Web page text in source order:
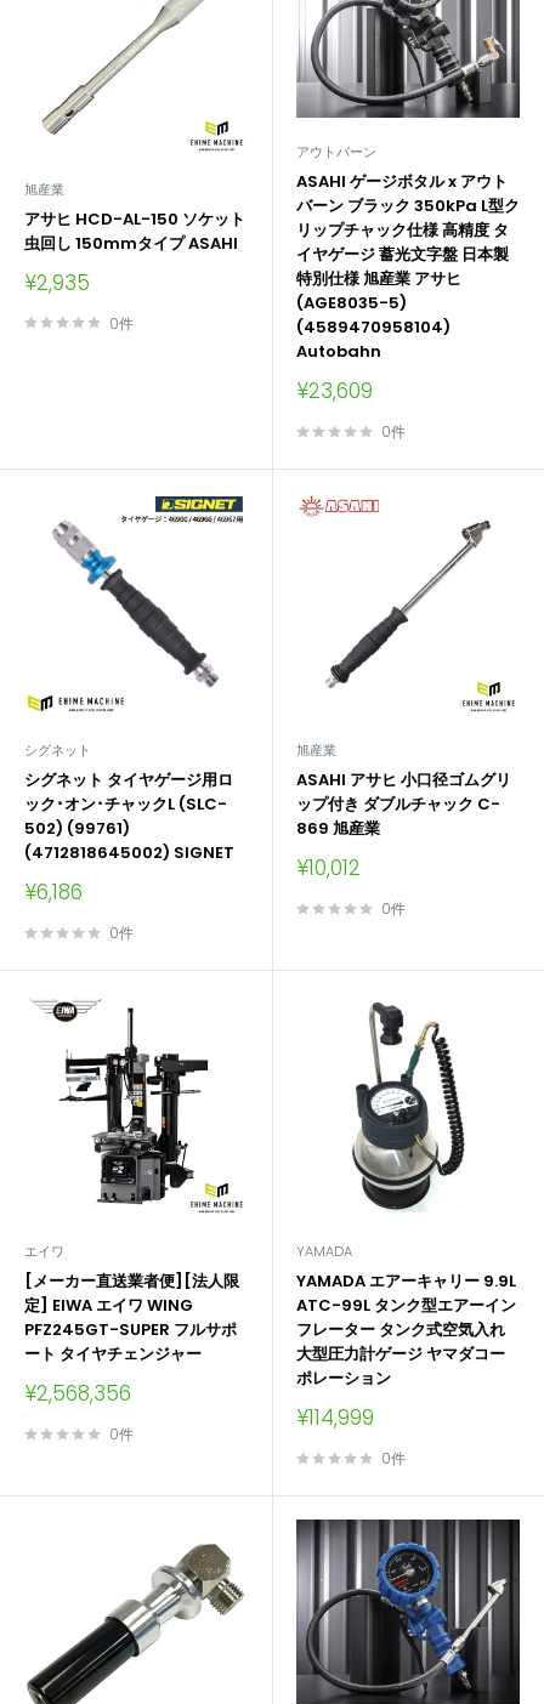
旭産業
アサヒ HCD-AL-150 ソケット
虫回し 150mmタイプ ASAHI
販
価
¥2,935
0件
アウトバーン
ASAHI ゲージボタル x アウト
バーン ブラック 350kPa L型ク
リップチャック仕様 高精度 タ
イヤゲージ 蓄光文字盤 日本製
特別仕様 旭産業 アサヒ
(AGE8035-5)
(4589470958104)
Autobahn
販
価
¥23,609
0件
シグネット
シグネット タイヤゲージ用ロ
ック･オン･チャックL (SLC-
502) (99761)
(4712818645002) SIGNET
販
価
¥6,186
0件
旭産業
ASAHI アサヒ 小口径ゴムグリ
ップ付き ダブルチャック C-
869 旭産業
販
価
¥10,012
0件
エイワ
[メーカー直送業者便][法人限
定] EIWA エイワ WING
PFZ245GT-SUPER フルサポ
ート タイヤチェンジャー
販
価
¥2,568,356
0件
YAMADA
YAMADA エアーキャリー 9.9L
ATC-99L タンク型エアーイン
フレーター タンク式空気入れ
大型圧力計ゲージ ヤマダコー
ポレーション
販
価
¥114,999
0件